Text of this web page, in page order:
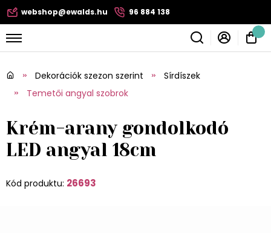
webshop@ewalds.hu 96 884 138
Dekorációk szezon szerint
Sírdíszek
Temetői angyal szobrok
Krém-arany gondolkodó
LED angyal 18cm
Kód produktu: 26693